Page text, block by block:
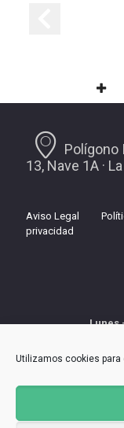
Utilizamos cookies
Polígono
13, Nave 1A ·
Aviso Legal
privacidad
Lunes